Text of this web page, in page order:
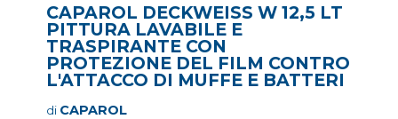
CAPAROL DECKWEISS W 12,5 LT
PITTURA LAVABILE E
TRASPIRANTE CON
PROTEZIONE DEL FILM CONTRO
L'ATTACCO DI MUFFE E BATTERI
di CAPAROL